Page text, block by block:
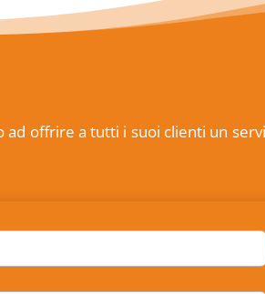
offrire a tutti i suoi clienti un